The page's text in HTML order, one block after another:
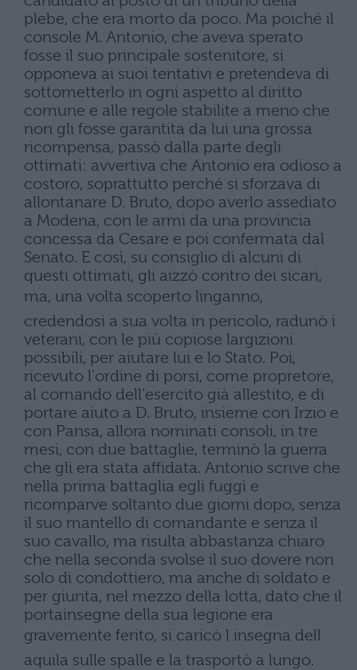
plebe, che era morto da poco. Ma poiché il
console M. Antonio, che aveva sperato
fosse il suo principale sostenitore, si
opponeva ai suoi tentativi e pretendeva di
sottometterlo in ogni aspetto al diritto
comune e alle regole stabilite a meno che
non gli fosse garantita da lui una grossa
ricompensa, passò dalla parte degli
ottimati: avvertiva che Antonio era odioso a
costoro, soprattutto perché si sforzava di
allontanare D. Bruto, dopo averlo assediato
a Modena, con le armi da una provincia
concessa da Cesare e poi confermata dal
Senato. E così, su consiglio di alcuni di
questi ottimati, gli aizzò contro dei sicari,
ma, una volta scoperto linganno,
credendosi a sua volta in pericolo, radunò i
veterani, con le più copiose largizioni
possibili, per aiutare lui e lo Stato. Poi,
ricevuto l'ordine di porsi, come propretore,
al comando dell'esercito già allestito, e di
portare aiuto a D. Bruto, insieme con Irzio e
con Pansa, allora nominati consoli, in tre
mesi, con due battaglie, terminò la guerra
che gli era stata affidata. Antonio scrive che
nella prima battaglia egli fuggì e
ricomparve soltanto due giorni dopo, senza
il suo mantello di comandante e senza il
suo cavallo, ma risulta abbastanza chiaro
che nella seconda svolse il suo dovere non
solo di condottiero, ma anche di soldato e
per giunta, nel mezzo della lotta, dato che il
portainsegne della sua legione era
gravemente ferito, si caricò l insegna dell
aquila sulle spalle e la trasportò a lungo.